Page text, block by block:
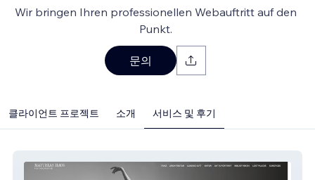
Wir bringen Ihren professionellen Webauftritt auf den
Punkt.
문의
클라이언트 프로젝트 소개 서비스 및 후기